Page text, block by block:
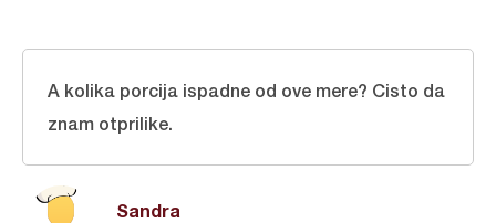
Sandra
A kolika porcija ispadne od ove mere? Cisto da
znam otprilike.